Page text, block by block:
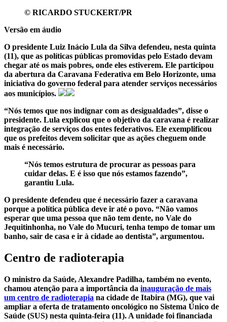
© RICARDO STUCKERT/PR
Versão em áudio
O presidente Luiz Inácio Lula da Silva defendeu, nesta quinta
(11), que as políticas públicas promovidas pelo Estado devam
chegar até os mais pobres, onde eles estiverem. Ele participou
da abertura da Caravana Federativa em Belo Horizonte, uma
iniciativa do governo federal para atender serviços necessários
aos municípios.
“Nós temos que nos indignar com as desigualdades”, disse o
presidente. Lula explicou que o objetivo da caravana é realizar
integração de serviços dos entes federativos. Ele exemplificou
que os prefeitos devem solicitar que as ações cheguem onde
mais é necessário.
“Nós temos estrutura de procurar as pessoas para
cuidar delas. E é isso que nós estamos fazendo”,
garantiu Lula.
O presidente defendeu que é necessário fazer a caravana
porque a política pública deve ir até o povo. “Não vamos
esperar que uma pessoa que não tem dente, no Vale do
Jequitinhonha, no Vale do Mucuri, tenha tempo de tomar um
banho, sair de casa e ir à cidade ao dentista”, argumentou.
Centro de radioterapia
O ministro da Saúde, Alexandre Padilha, também no evento,
chamou atenção para a importância da inauguração de mais
um centro de radioterapia na cidade de Itabira (MG), que vai
ampliar a oferta de tratamento oncológico no Sistema Único de
Saúde (SUS) nesta quinta-feira (11). A unidade foi financiada